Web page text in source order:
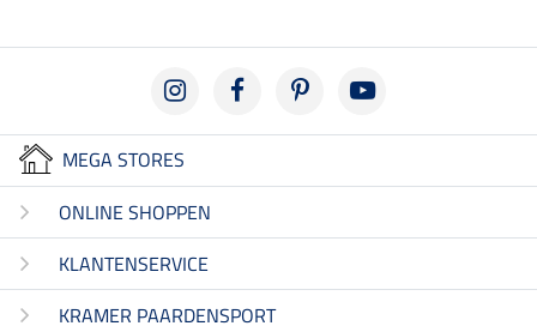
MEGA STORES
ONLINE SHOPPEN
KLANTENSERVICE
KRAMER PAARDENSPORT